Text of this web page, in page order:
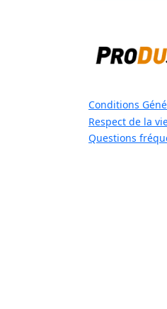
Conditions
Respect de la
Questions